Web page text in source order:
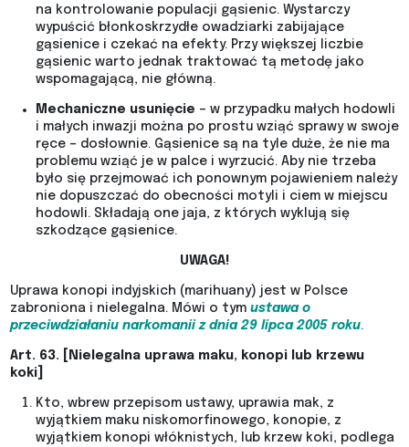
na kontrolowanie populacji gąsienic. Wystarczy
wypuścić błonkoskrzydłe owadziarki zabijające
gąsienice i czekać na efekty. Przy większej liczbie
gąsienic warto jednak traktować tą metodę jako
wspomagającą, nie główną.
Mechaniczne usunięcie – w przypadku małych hodowli
i małych inwazji można po prostu wziąć sprawy w swoje
ręce – dosłownie. Gąsienice są na tyle duże, że nie ma
problemu wziąć je w palce i wyrzucić. Aby nie trzeba
było się przejmować ich ponownym pojawieniem należy
nie dopuszczać do obecności motyli i ciem w miejscu
hodowli. Składają one jaja, z których wyklują się
szkodzące gąsienice.
UWAGA!
Uprawa konopi indyjskich (marihuany) jest w Polsce
zabroniona i nielegalna. Mówi o tym ustawa o
przeciwdziałaniu narkomanii z dnia 29 lipca 2005 roku.
Art. 63. [Nielegalna uprawa maku, konopi lub krzewu
koki]
Kto, wbrew przepisom ustawy, uprawia mak, z
wyjątkiem maku niskomorfinowego, konopie, z
wyjątkiem konopi włóknistych, lub krzew koki, podlega